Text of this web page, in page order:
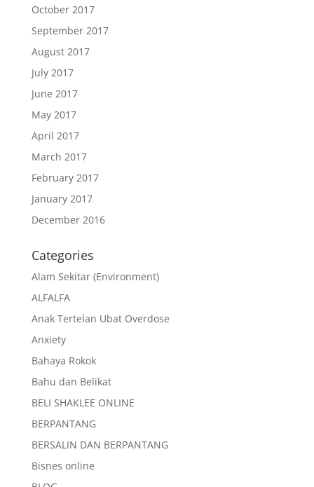
October 2017
September 2017
August 2017
July 2017
June 2017
May 2017
April 2017
March 2017
February 2017
January 2017
December 2016
Categories
Alam Sekitar (Environment)
ALFALFA
Anak Tertelan Ubat Overdose
Anxiety
Bahaya Rokok
Bahu dan Belikat
BELI SHAKLEE ONLINE
BERPANTANG
BERSALIN DAN BERPANTANG
Bisnes online